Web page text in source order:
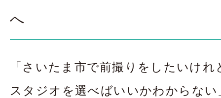
アクセス
へ
「さいたま市で前撮りをしたいけ
スタジオを選べばいいかわからな